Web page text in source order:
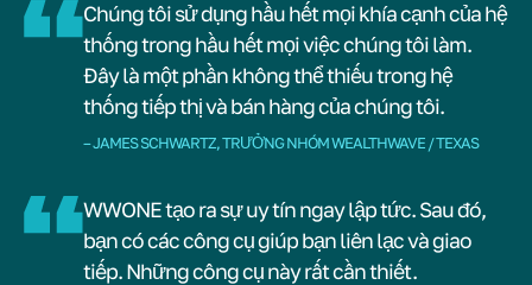
Chúng tôi sử dụng hầu hết mọi khía cạnh của hệ
thống trong hầu hết mọi việc chúng tôi làm.
Đây là một phần không thể thiếu trong hệ
thống tiếp thị và bán hàng của chúng tôi.
– JAMES SCHWARTZ, TRƯỞNG NHÓM WEALTHWAVE / TEXAS
WWONE tạo ra sự uy tín ngay lập tức. Sau đó,
bạn có các công cụ giúp bạn liên lạc và giao
tiếp. Những công cụ này rất cần thiết.